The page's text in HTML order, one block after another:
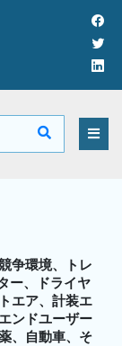
争環境、トレ
ー、ドライヤ
エア、計装エ
ンドユーザー
、自動車、そ